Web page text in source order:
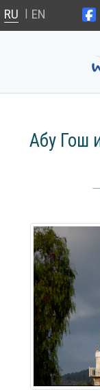
RU | EN
Новости
Абу Гош